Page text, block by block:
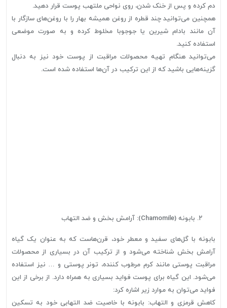
دم کرده و پس از خنک شدن، روی نواحی ملتهب پوست قرار دهید.
همچنین می‌توانید چند قطره از روغن همیشه بهار را با روغن‌های سازگار با
آن مانند بادام شیرین یا جوجوبا مخلوط کرده و به صورت موضعی
استفاده کنید.
می‌توانید هنگام تهیه محصولات مراقبت از پوست خود نیز به دنبال
گزینه‌هایی باشید که از این ترکیب در آن‌ها استفاده شده است.
بابونه (Chamomile): آرامش بخش و ضد التهاب
بابونه با گل‌های سفید و معطر خود، قرن‌هاست که به عنوان یک گیاه
آرامش بخش شناخته می‌شود و از ترکیب آن در بسیاری از محصولات
مراقبت پوستی مانند کرم مرطوب کننده، تونر پوستی و … نیز استفاده
می‌شود. این گیاه برای پوست فواید بسیاری به همراه دارد. از برخی از این
فواید می‌توان به موارد زیر اشاره کرد:
کاهش قرمزی و التهاب: بابونه با خاصیت ضد التهابی خود به تسکین